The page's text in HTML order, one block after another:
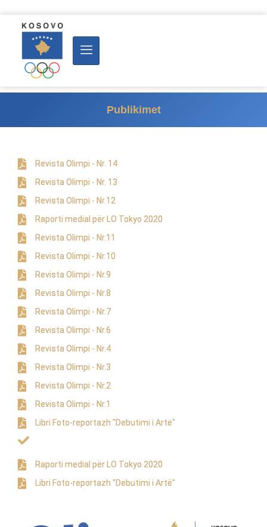
Publikimet
Revista Olimpi - Nr. 14
Revista Olimpi - Nr. 13
Revista Olimpi - Nr.12
Raporti medial për LO Tokyo 2020
Revista Olimpi - Nr.11
Revista Olimpi - Nr.10
Revista Olimpi - Nr.9
Revista Olimpi - Nr.8
Revista Olimpi - Nr.7
Revista Olimpi - Nr.6
Revista Olimpi - Nr.4
Revista Olimpi - Nr.3
Revista Olimpi - Nr.2
Revista Olimpi - Nr.1
Libri Foto-reportazh "Debutimi i Artë"
Raporti medial për LO Tokyo 2020
Libri Foto-reportazh "Debutimi i Artë"